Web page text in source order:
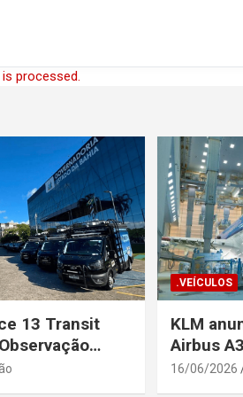
processed.
13 Transit
de
.VEÍCULOS
KLM
Airbus
prevista
16/06/2026